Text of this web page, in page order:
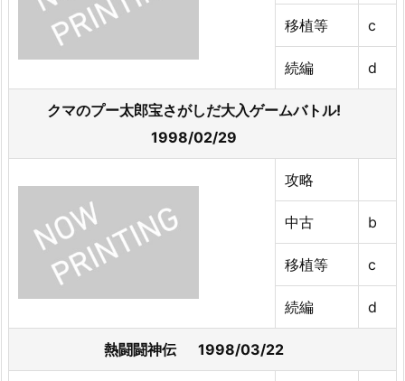
移植等 c
続編 d
クマのプー太郎宝さがしだ大入ゲームバトル!
1998/02/29
攻略
中古 b
移植等 c
続編 d
熱闘闘神伝 1998/03/22